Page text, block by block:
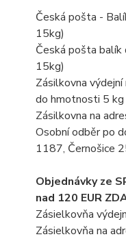
Česká pošta -
15kg)
Česká pošta balík
15kg)
Zásilkovna
do hmotnosti 5 kg
Zásilkovna na
Osobní odběr po
1187, Černošice
Objednávky ze
nad 120 EUR
Zásielkovňa
Zásielkovňa na